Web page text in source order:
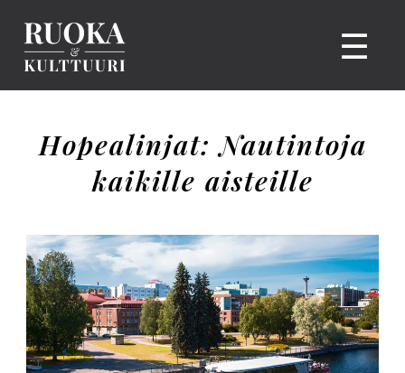
☰
Hopealinjat: Nautintoja
kaikille aisteille